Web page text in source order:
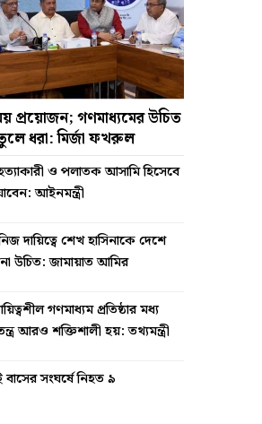
প্রয়োজন; গণমাধ্যমের উচিত
ধরা: মির্জা ফখরুল
ও পলাতক আসামি হিসেবে
আইনমন্ত্রী
দায়িত্বে শেখ হাসিনাকে দেশে
উচিত: জামায়াত আমির
গণমাধ্যম প্রতিষ্ঠার মধ্য
আরও শক্তিশালী হয়: তথ্যমন্ত্রী
সংঘর্ষে নিহত ৯